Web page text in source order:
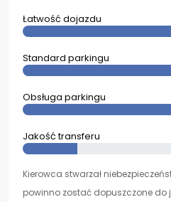
Łatwość dojazdu
Standard parkingu
Obsługa parkingu
Jakość transferu
Kierowca stwarzał
powinno zostać dopuszczone do